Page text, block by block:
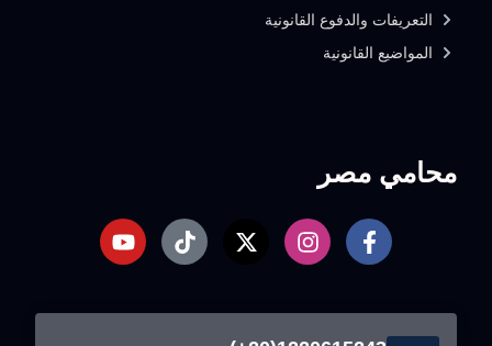
محامي مصر
التعريفات والدفوع القانونية
المواضيع القانونية